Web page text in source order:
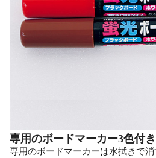
専用のボードマーカー3色付き
専用のボードマーカーは水拭きで